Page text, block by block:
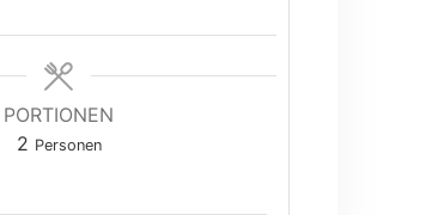
PORTIONEN
2 Personen